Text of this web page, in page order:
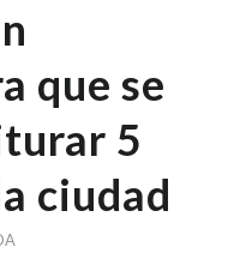
que se
5
ciudad